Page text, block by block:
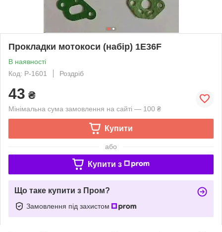
Прокладки мотокоси (набір) 1E36F
В наявності
Код: P-1601
Роздріб
43 ₴
Мінімальна сума замовлення на сайті — 100 ₴
Купити
або
Купити з
Що таке купити з Пром?
Замовлення під захистом